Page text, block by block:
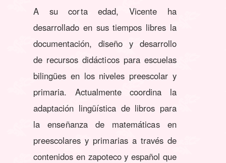
A su corta edad, Vicente ha
desarrollado en sus tiempos libres la
documentación, diseño y desarrollo
de recursos didácticos para escuelas
bilingües en los niveles preescolar y
primaria. Actualmente coordina la
adaptación lingüística de libros para
la enseñanza de matemáticas en
preescolares y primarias a través de
contenidos en zapoteco y español que